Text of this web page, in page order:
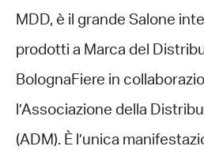
MDD, è il grande Salone
prodotti a Marca del
BolognaFiere in
l’Associazione della
(ADM). È l’unica